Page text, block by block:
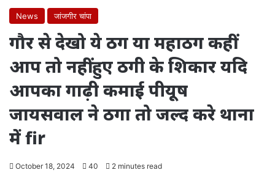
News जांजगीर चांपा
गौर से देखो ये ठग या महाठग कहीं
आप तो नहीं हुए ठगी के शिकार यदि
आपका गाढ़ी कमाई पीयूष
जायसवाल ने ठगा तो जल्द करे थाना
में fir
October 18, 2024 40 2 minutes read